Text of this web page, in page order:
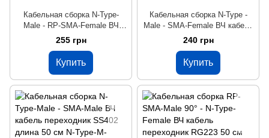
Кабельная сборка N-Type-
Male - RP-SMA-Female ВЧ
кабель переходник RG316
длинна 30 см
255 грн
Купить
Кабельная сборка N-Type -
Male - SMA-Female ВЧ кабель
переходник RG316 длинна 30
240 грн
Купить